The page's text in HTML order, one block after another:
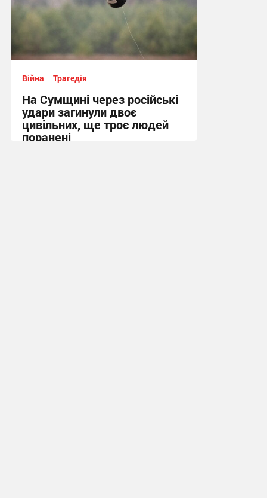
Війна Трагедія
На Сумщині через російські
удари загинули двоє
цивільних, ще троє людей
поранені